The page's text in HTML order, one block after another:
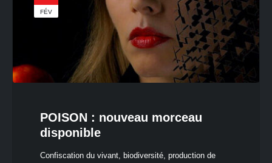
FÉV
POISON : nouveau morceau
disponible
Confiscation du vivant, biodiversité, production de